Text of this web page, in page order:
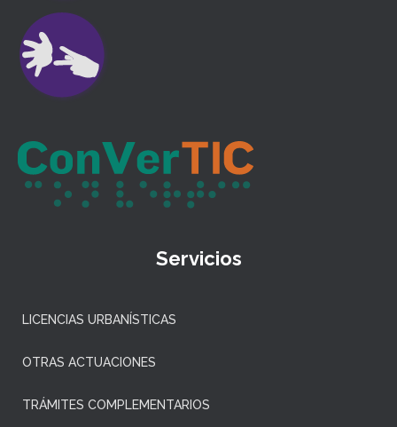
Servicios
LICENCIAS URBANÍSTICAS
OTRAS ACTUACIONES
TRÁMITES COMPLEMENTARIOS